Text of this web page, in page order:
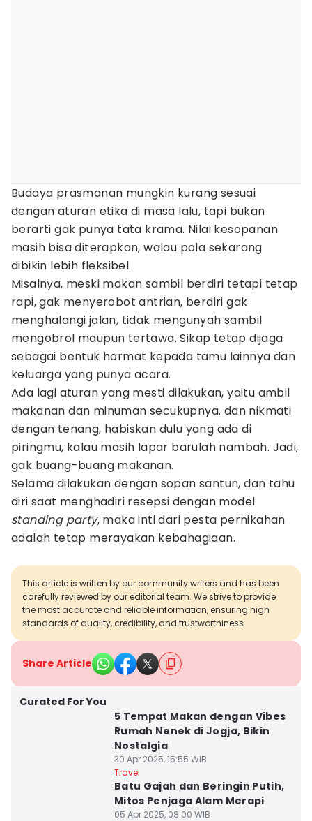
Budaya prasmanan mungkin kurang sesuai
dengan aturan etika di masa lalu, tapi bukan
berarti gak punya tata krama. Nilai kesopanan
masih bisa diterapkan, walau pola sekarang
dibikin lebih fleksibel.
Misalnya, meski makan sambil berdiri tetapi tetap
rapi, gak menyerobot antrian, berdiri gak
menghalangi jalan, tidak mengunyah sambil
mengobrol maupun tertawa. Sikap tetap dijaga
sebagai bentuk hormat kepada tamu lainnya dan
keluarga yang punya acara.
Ada lagi aturan yang mesti dilakukan, yaitu ambil
makanan dan minuman secukupnya. dan nikmati
dengan tenang, habiskan dulu yang ada di
piringmu, kalau masih lapar barulah nambah. Jadi,
gak buang-buang makanan.
Selama dilakukan dengan sopan santun, dan tahu
diri saat menghadiri resepsi dengan model
standing party, maka inti dari pesta pernikahan
adalah tetap merayakan kebahagiaan.
This article is written by our community writers and has been
carefully reviewed by our editorial team. We strive to provide
the most accurate and reliable information, ensuring high
standards of quality, credibility, and trustworthiness.
Share Article
Curated For You
5 Tempat Makan dengan Vibes
Rumah Nenek di Jogja, Bikin
Nostalgia
30 Apr 2025, 15:55 WIB
Travel
Batu Gajah dan Beringin Putih,
Mitos Penjaga Alam Merapi
05 Apr 2025, 08:00 WIB